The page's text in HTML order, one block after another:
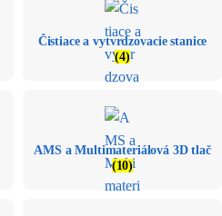
Čistiace a vytvrdzovacie stanice
(4)
AMS a Multimateriálová 3D tlač
(10)